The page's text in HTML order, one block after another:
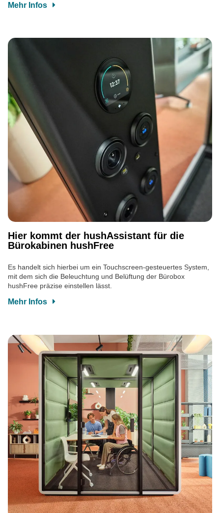
Mehr Infos
Hier kommt der hushAssistant für die
Bürokabinen hushFree
Es handelt sich hierbei um ein Touchscreen-gesteuertes System,
mit dem sich die Beleuchtung und Belüftung der Bürobox
hushFree präzise einstellen lässt.
Mehr Infos